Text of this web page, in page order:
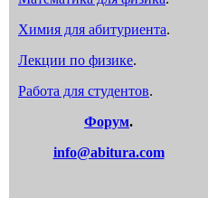
Химия для абитуриента.
Лекции по физике.
Работа для студентов.
Форум.
info@abitura.com